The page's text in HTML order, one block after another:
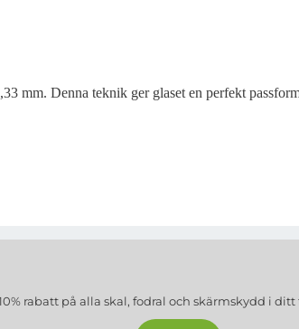
mm. Denna teknik ger glaset en perfekt
rabatt på alla skal, fodral och skärmskydd i ditt